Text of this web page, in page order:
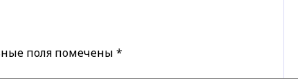
поля помечены *